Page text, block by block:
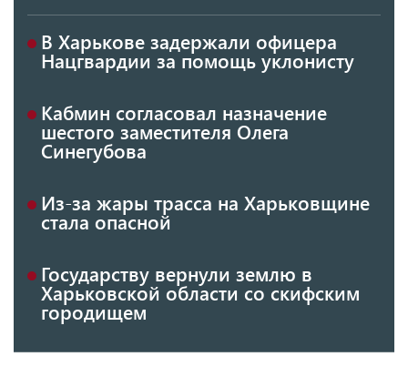
В Харькове задержали офицера
Нацгвардии за помощь уклонисту
Кабмин согласовал назначение
шестого заместителя Олега
Синегубова
Из-за жары трасса на Харьковщине
стала опасной
Государству вернули землю в
Харьковской области со скифским
городищем